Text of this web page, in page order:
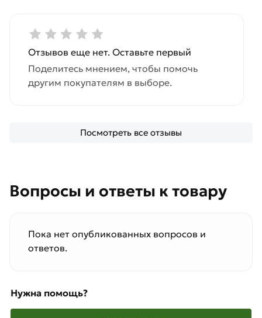
Отзывов еще нет. Оставьте первый
Поделитесь мнением, чтобы помочь
другим покупателям в выборе.
Посмотреть все отзывы
Вопросы и ответы к товару
Пока нет опубликованных вопросов и
ответов.
Нужна помощь?